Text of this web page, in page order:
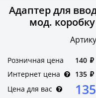
Адаптер для
мод.
Розничная цена 140 ₽
Интернет цена
135 ₽
Цена для вас
135